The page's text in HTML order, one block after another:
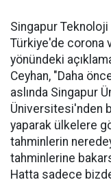
Singapur
Türkiye'de corona
yönündeki
Ceyhan, "Daha
aslında Singapur
Üniversitesi'nden
yaparak ülkelere
tahminlerin
tahminlerine
Hatta sadece